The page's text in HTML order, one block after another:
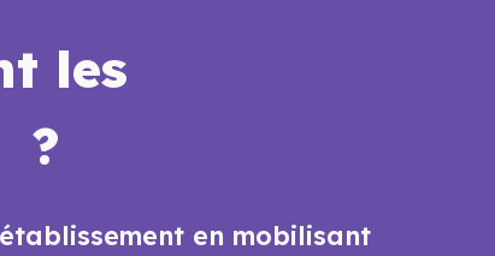
les
?
en mobilisant